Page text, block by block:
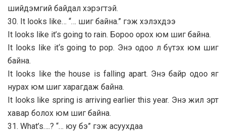
шийдэмгий байдал хэрэгтэй.
30. It looks like… “… шиг байна.” гэж хэлэхдээ
It looks like it’s going to rain. Бороо орох юм шиг байна.
It looks like it‘s going to pop. Энэ одоо л бүтэх юм шиг
байна.
It looks like the house is falling apart. Энэ байр одоо яг
нурах юм шиг харагдаж байна.
It looks like spring is arriving earlier this year. Энэ жил эрт
хавар болох юм шиг байна.
31. What’s….? “… юу бэ” гэж асуухдаа